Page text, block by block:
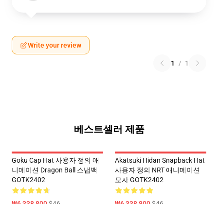
Write your review
1 / 1
베스트셀러 제품
Goku Cap Hat 사용자 정의 애
니메이션 Dragon Ball 스냅백
GOTK2402
Akatsuki Hidan Snapback Hat
사용자 정의 NRT 애니메이션
모자 GOTK2402